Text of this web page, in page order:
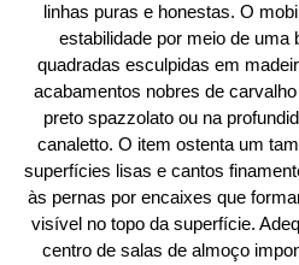
linhas puras e honestas. O
estabilidade por meio de uma
quadradas esculpidas em
acabamentos nobres de
preto spazzolato ou na
canaletto. O item ostenta um
superfícies lisas e cantos
às pernas por encaixes que
visível no topo da superfície.
centro de salas de almoço